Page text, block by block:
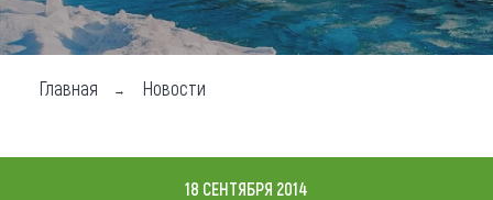
Где побывать
Чем заняться
Главная Новости
18 СЕНТЯБРЯ 2014